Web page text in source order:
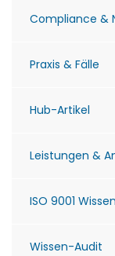
Compliance &
Praxis & Fälle
Hub-Artikel
Leistungen &
ISO 9001 Wissen
Wissen-Audit